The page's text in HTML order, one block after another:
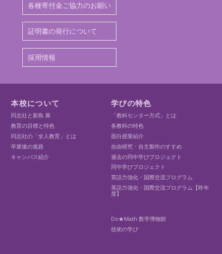
各種寄付金ご協力のお願い
証明書の発行について
採用情報
本校について
同志社と新島 襄
教育の目標と特色
同志社の「全人教育」とは
卒業後の進路
キャンパス紹介
学びの特色
「教科センター方式」とは
各教科の特色
面白授業紹介
自由研究・自主製作のすすめ
過去の同中学びプロジェクト
同中学びプロジェクト
英語力強化・国際交流プログラム
英語力強化・国際交流プログラム【昨年
度】
Do★Math 数学博物館
技術の学び